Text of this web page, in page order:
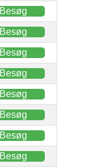
Besøg
Besøg
Besøg
Besøg
Besøg
Besøg
Besøg
Besøg